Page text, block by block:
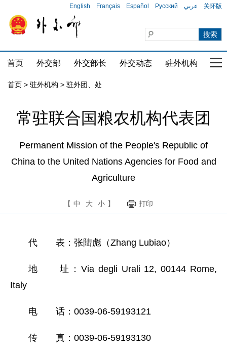
English Français Español Русский عربي 关怀版
首页 外交部 外交部长 外交动态 驻外机构 国
首页 > 驻外机构 > 驻外团、处
常驻联合国粮农机构代表团
Permanent Mission of the People's Republic of
China to the United Nations Agencies for Food and
Agriculture
【 中 大 小 】 打印
代 表：张陆彪（Zhang Lubiao）
地 址：Via degli Urali 12, 00144 Rome,
Italy
电 话：0039-06-59193121
传 真：0039-06-59193130